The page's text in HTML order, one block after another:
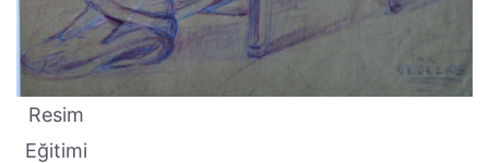
Resim
Eğitimi